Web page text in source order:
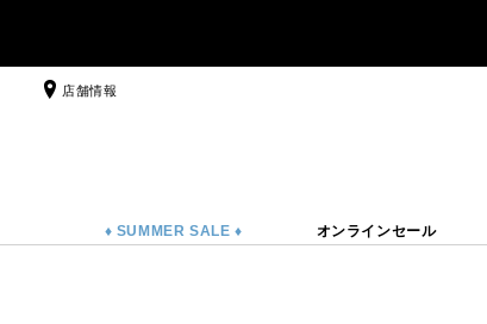
店舗情報
♦ SUMMER SALE ♦ オンラインセール